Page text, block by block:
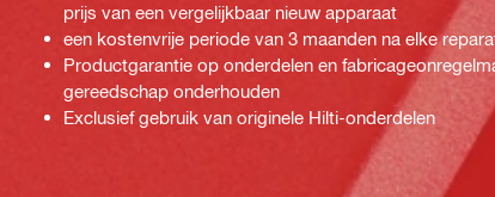
prijs van een vergelijkbaar nieuw apparaat
een kostenvrije periode van 3 maanden na elke
Productgarantie op onderdelen en
gereedschap onderhouden
Exclusief gebruik van originele Hilti-onderdelen